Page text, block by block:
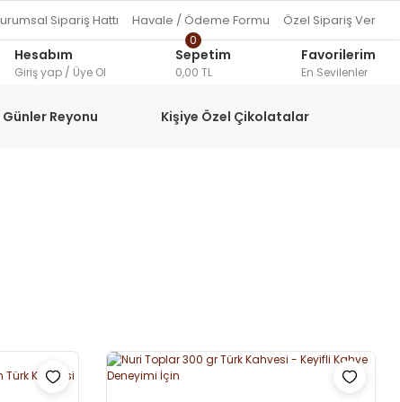
Sipariş Hattı Havale / Ödeme Formu Özel Sipariş Ver
Hesabım
Giriş yap / Üye Ol
0
Sepetim
0,00 TL
Favorilerim
En Sevilenler
Günler Reyonu Kişiye Özel Çikolatalar